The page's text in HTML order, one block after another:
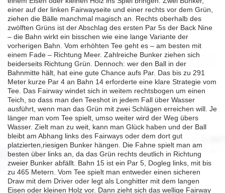
einer auf der linken Fairwayseite und einer rechts vor dem Grün,
ziehen die Bälle manchmal magisch an. Rechts oberhalb des
zwölften Grüns ist der Abschlag des ersten Par 5s der Back Nine
– die Bahn wirkt ein bisschen wie eine lange Variante der
vorherigen Bahn. Vom erhöhten Tee geht es – am besten mit
einem Fade – Richtung Meer. Zahlreiche Bunker ziehen sich
beiderseits Richtung Grün. Dennoch: wer den Ball in der
Bahnmitte hält, hat eine gute Chance aufs Par. Das bis zu 291
Meter kurze Par 4 an Bahn 14 erforderte eine klare Strategie vom
Tee. Das Fairway windet sich in weitem rechtsbogen um einen
Teich, so dass man den Teeshot in jedem Fall über Wasser
ausführt, wenn man das Grün mit zwei Schlägen erreichen will. Je
länger man vom Tee spielt, umso weiter wird der Weg übers
Wasser. Zielt man zu weit, kann man Glück haben und der Ball
bleibt am Abhang links des Fairways oder dem dort gut
platzierten,riesigen Bunker hängen. Die Fahne spielt man am
besten über links an, da das Grün rechts deutlich in Richtung
zweier Bunker abfällt. Bahn 15 ist ein Par 5, Dogleg links, mit bis
zu 465 Metern. Vom Tee spielt man entweder einen sicheren
Draw mit dem Driver oder legt als Longhitter mit dem langen
Eisen oder kleinen Holz vor. Dann zieht sich das wellige Fairway